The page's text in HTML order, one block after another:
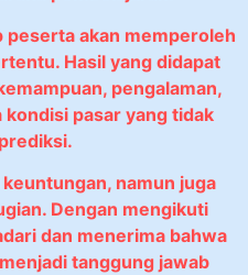
peserta akan memperoleh
Hasil yang didapat
pengalaman,
pasar yang tidak
namun juga
Dengan mengikuti
dan menerima bahwa
tanggung jawab